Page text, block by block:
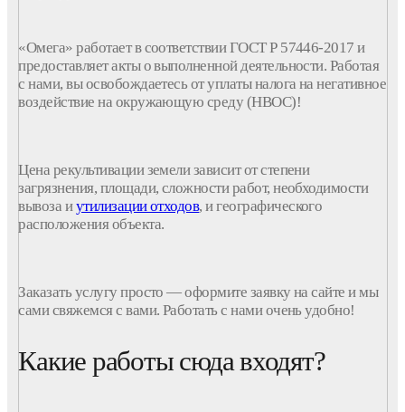
«Омега» работает в соответствии ГОСТ Р 57446-2017 и
предоставляет акты о выполненной деятельности. Работая
с нами, вы освобождаетесь от уплаты налога на негативное
воздействие на окружающую среду (НВОС)!
Цена рекультивации земелизависит от степени
загрязнения, площади, сложности работ, необходимости
вывоза иутилизацииотходов, и географического
расположения объекта.
Заказать услугу просто — оформите заявку на сайте и мы
сами свяжемся с вами. Работать с нами очень удобно!
Какие работы сюда входят?